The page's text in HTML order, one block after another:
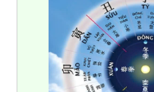
Chuyển
Nhà,
Dọn
Trọ
Trọn